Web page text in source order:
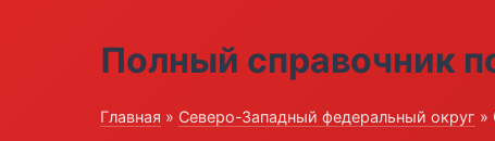
Полный справочник
Главная » Северо-Западный федеральный округ »